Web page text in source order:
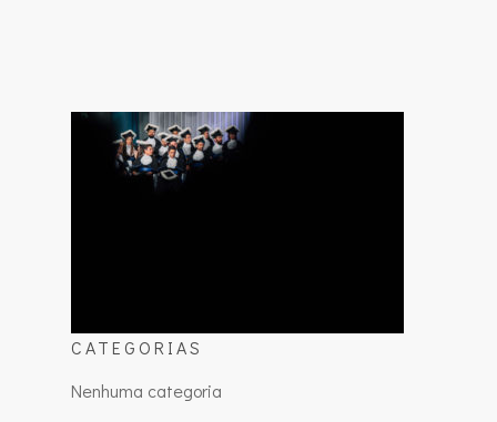
CATEGORIAS
Nenhuma categoria